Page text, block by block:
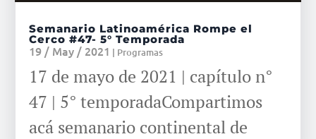
Semanario Latinoamérica Rompe el
Cerco #47- 5° Temporada
19 / May / 2021 | Programas
17 de mayo de 2021 | capítulo n°
47 | 5° temporadaCompartimos
acá semanario continental de